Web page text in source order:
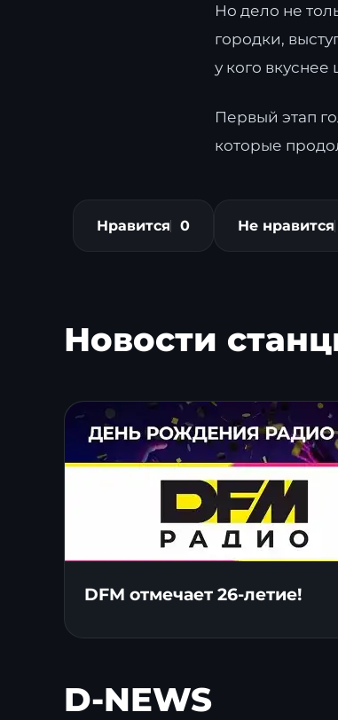
Но дело не
городки,
у кого
Первый этап
которые
Нравится 0 Не нравится
Новости
DFM отмечает 26-летие!
D-NEWS